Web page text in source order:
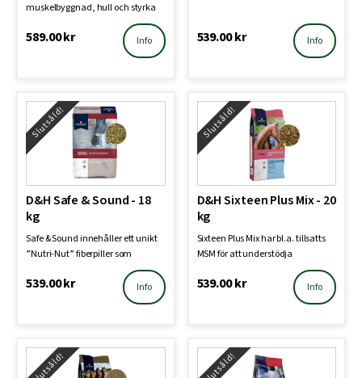
muskelbyggnad, hull och styrka
589.00kr Info 539.00kr Info
Slutsåld!
D&H Safe & Sound - 18
kg
Safe & Sound innehåller ett unikt
”Nutri-Nut” fiberpiller som
539.00kr Info
Slutsåld!
D&H Sixteen Plus Mix - 20
kg
Sixteen Plus Mix har bl.a. tillsatts
MSM för att understödja
539.00kr Info
Slutsåld! Slutsåld!